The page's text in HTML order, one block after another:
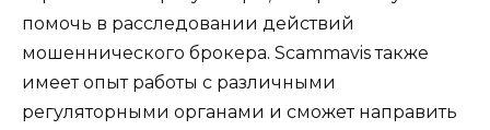
помочь в расследовании действий
мошеннического брокера. Scammavis также
имеет опыт работы с различными
регуляторными органами и сможет направить